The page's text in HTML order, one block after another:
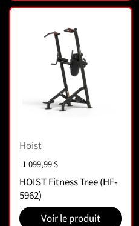
Hoist
Prix :
1 099,99 $
HOIST Fitness Tree (HF-
5962)
Voir le produit